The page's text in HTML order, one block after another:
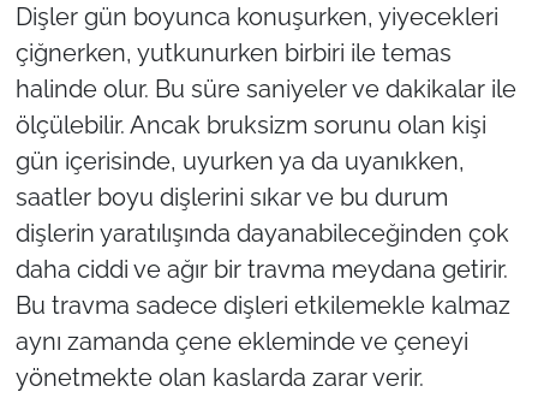
Dişler gün boyunca konuşurken, yiyecekleri
çiğnerken, yutkunurken birbiri ile temas
halinde olur. Bu süre saniyeler ve dakikalar ile
ölçülebilir. Ancak bruksizm sorunu olan kişi
gün içerisinde, uyurken ya da uyanıkken,
saatler boyu dişlerini sıkar ve bu durum
dişlerin yaratılışında dayanabileceğinden çok
daha ciddi ve ağır bir travma meydana getirir.
Bu travma sadece dişleri etkilemekle kalmaz
aynı zamanda çene ekleminde ve çeneyi
yönetmekte olan kaslarda zarar verir.
Dış Haberler
Magazin
İş Dünyası
Bilim Teknoloji
English News
Finans